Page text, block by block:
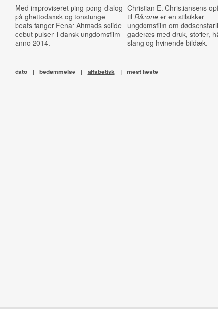
Med improviseret ping-pong-dialog
på ghettodansk og tonstunge
beats fanger Fenar Ahmads solide
debut pulsen i dansk ungdomsfilm
anno 2014.
Christian E. Christiansens
tilRåzone er en stilsikker
ungdomsfilm om
gaderæs med druk, stoffer,
slang og hvinende bildæk.
dato | bedømmelse | alfabetisk | mest læste